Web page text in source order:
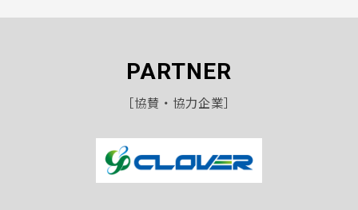
PARTNER
［協賛・協力企業］